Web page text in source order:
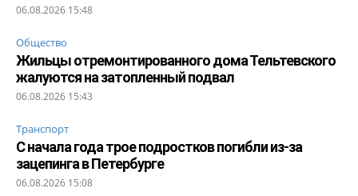
06.08.2026 15:48
Общество
Жильцы отремонтированного дома Тельтевского
жалуются на затопленный подвал
06.08.2026 15:43
Транспорт
С начала года трое подростков погибли из-за
зацепинга в Петербурге
06.08.2026 15:08